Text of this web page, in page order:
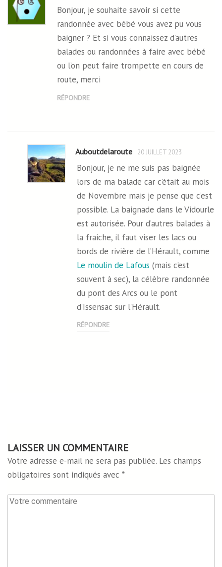
Bonjour, je souhaite savoir si cette
randonnée avec bébé vous avez pu vous
baigner ? Et si vous connaissez d’autres
balades ou randonnées à faire avec bébé
ou l’on peut faire trompette en cours de
route, merci
RÉPONDRE
Auboutdelaroute 20 JUILLET 2023
Bonjour, je ne me suis pas baignée
lors de ma balade car c’était au mois
de Novembre mais je pense que c’est
possible. La baignade dans le Vidourle
est autorisée. Pour d’autres balades à
la fraiche, il faut viser les lacs ou
bords de rivière de l’Hérault, comme
Le moulin de Lafous (mais c’est
souvent à sec), la célèbre randonnée
du pont des Arcs ou le pont
d’Issensac sur l’Hérault.
RÉPONDRE
LAISSER UN COMMENTAIRE
Votre adresse e-mail ne sera pas publiée. Les champs
obligatoires sont indiqués avec *
Votre